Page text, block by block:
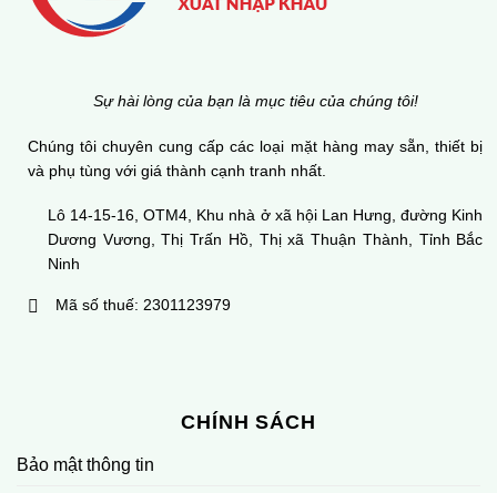
Sự hài lòng của bạn là mục tiêu của chúng tôi!
Chúng tôi chuyên cung cấp các loại mặt hàng may sẵn, thiết bị
và phụ tùng với giá thành cạnh tranh nhất.
Lô 14-15-16, OTM4, Khu nhà ở xã hội Lan Hưng, đường Kinh
Dương Vương, Thị Trấn Hồ, Thị xã Thuận Thành, Tỉnh Bắc
Ninh
Mã số thuế: 2301123979
CHÍNH SÁCH
Bảo mật thông tin